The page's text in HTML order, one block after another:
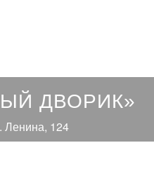
ДВОРИК»
Ленина, 124